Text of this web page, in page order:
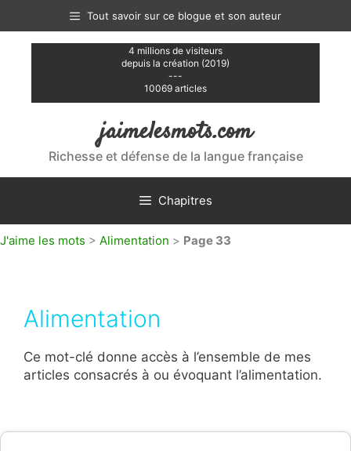
contenu
Tout savoir sur ce blogue et son auteur
4 millions de visiteurs
depuis la création (2019)
---
10069 articles
jaimelesmots.com
Richesse et défense de la langue française
Chapitres
J'aime les mots > Alimentation > Page 33
Alimentation
Ce mot-clé donne accès à l’ensemble de mes
articles consacrés à ou évoquant l’alimentation.